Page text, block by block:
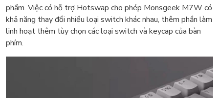
phẩm. Việc có hỗ trợ Hotswap cho phép Monsgeek M7W có
khả năng thay đổi nhiều loại switch khác nhau, thêm phần làm
linh hoạt thêm tùy chọn các loại switch và keycap của bàn
phím.